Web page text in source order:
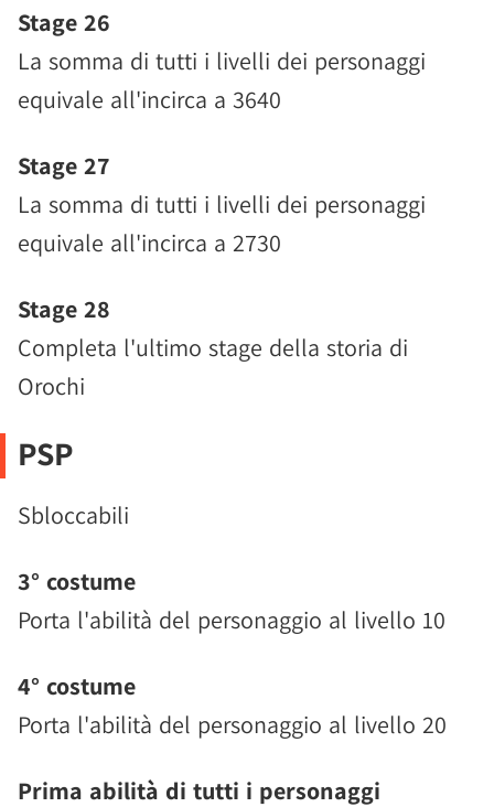
Stage 26
La somma di tutti i livelli dei personaggi
equivale all'incirca a 3640
Stage 27
La somma di tutti i livelli dei personaggi
equivale all'incirca a 2730
Stage 28
Completa l'ultimo stage della storia di
Orochi
PSP
Sbloccabili
3° costume
Porta l'abilità del personaggio al livello 10
4° costume
Porta l'abilità del personaggio al livello 20
Prima abilità di tutti i personaggi